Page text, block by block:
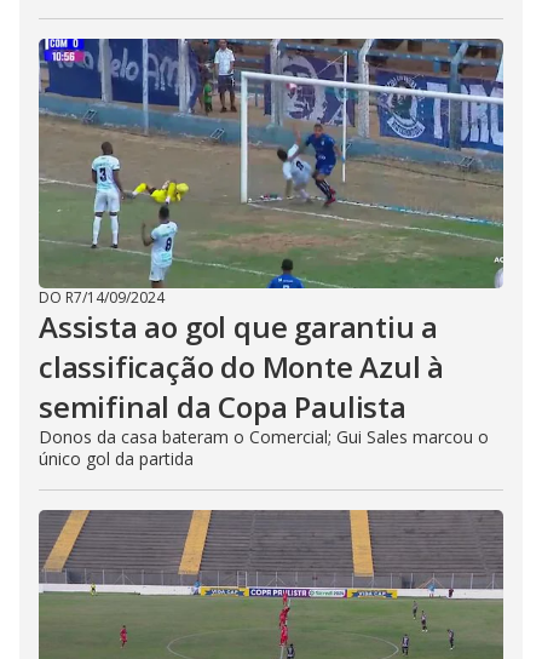
DO R7/14/09/2024
Assista ao gol que garantiu a
classificação do Monte Azul à
semifinal da Copa Paulista
Donos da casa bateram o Comercial; Gui Sales marcou o
único gol da partida